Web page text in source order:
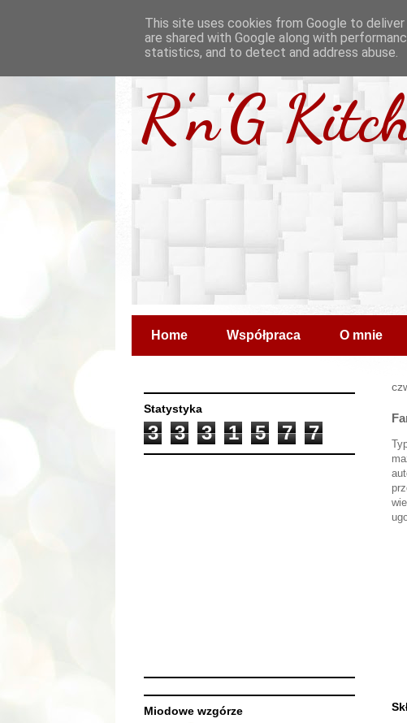
R'n'G
Home Współpraca O mnie
Statystyka
3 3 3 1 5 7 7
Miodowe wzgórze
This site uses cookies from Google to
are shared with Google along with
statistics, and to detect and address abuse.